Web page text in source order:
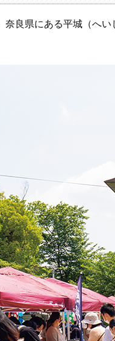
奈良県にある平城（へ